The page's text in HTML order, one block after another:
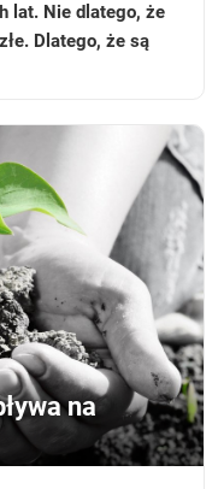
lat. Nie dlatego, że
Dlatego, że są
na